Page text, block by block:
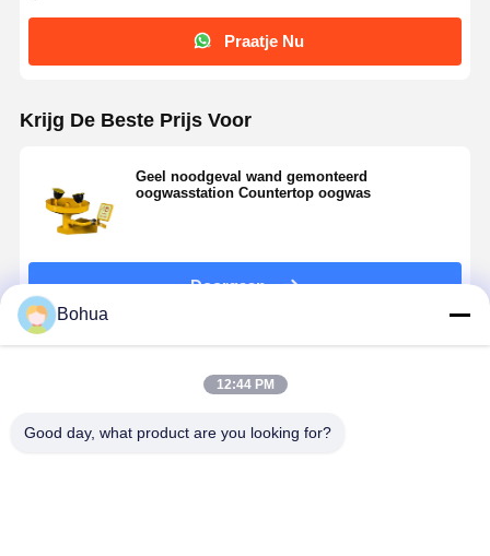
Oogwasstation op het bureau
Voetpedaal oogwasstation
Gesloten oogwasstation
Vriesbestendige oogwasser
Praatje Nu
Krijg De Beste Prijs Voor
Geel noodgeval wand gemonteerd
oogwasstation Countertop oogwas
Doorgaan
Bohua
12:44 PM
Good day, what product are you looking for?